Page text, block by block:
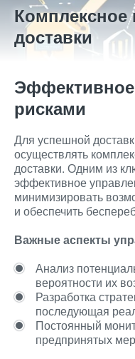
Комплексное
доставки
рисками
Для успешной
осуществлять
доставки. Одним из
эффективное
минимизировать
и обеспечить
Важные аспекты
Анализ
вероятности их
Разработка
последующая
Постоянный
предпринятых